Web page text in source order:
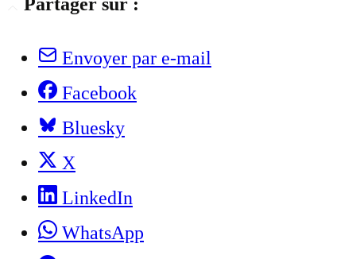
Partager sur :
Envoyer par e-mail
Facebook
Bluesky
X
LinkedIn
WhatsApp